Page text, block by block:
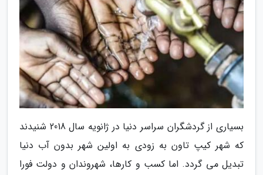
بسیاری از گردشگران سراسر دنیا در ژانویه سال 2018 شنیدند
که شهر کیپ تاون به زودی به اولین شهر بدون آب دنیا
تبدیل می گردد. اما کسب و کارها، شهروندان و دولت فورا